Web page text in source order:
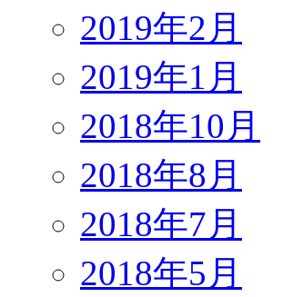
2019年2月
2019年1月
2018年10月
2018年8月
2018年7月
2018年5月